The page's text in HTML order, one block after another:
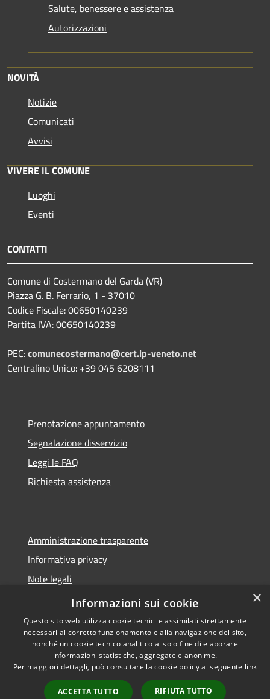
Salute, benessere e assistenza
Autorizzazioni
NOVITÀ
Notizie
Comunicati
Avvisi
VIVERE IL COMUNE
Luoghi
Eventi
CONTATTI
Comune di Costermano del Garda (VR)
Piazza G. B. Ferrario, 1 - 37010
Codice Fiscale: 00650140239
Partita IVA: 00650140239
PEC:comunecostermano@cert.ip-veneto.net
Centralino Unico: +39 045 6208111
Prenotazione appuntamento
Segnalazione disservizio
Leggi le FAQ
Richiesta assistenza
Amministrazione trasparente
Informativa privacy
Note legali
Dichiarazione di Accessibilità
Accessibilità
Copyright © 2026 • Comune di
Costermano sul Garda •
Powered byMunicipium
×
Informazioni sui cookie
Questo sito web utilizza cookie tecnici e assimilati strettamente
necessari al corretto funzionamento e alla navigazione del sito,
nonché un cookie tecnico analitico al solo fine di elaborare
informazioni statistiche, aggregate e anonime.
Per maggiori dettagli, può consultare la cookie policy al seguente link
ACCETTA TUTTO RIFIUTA TUTTO